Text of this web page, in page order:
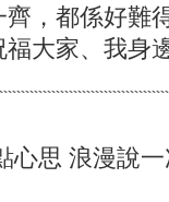
，都係好難
福大家、我身
心思 浪漫說一